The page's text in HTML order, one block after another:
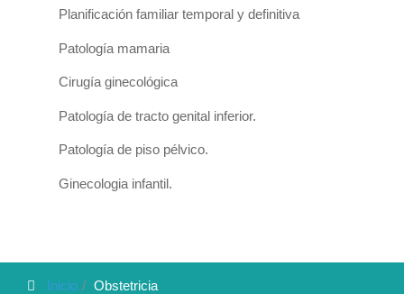
Planificación familiar temporal y definitiva
Patología mamaria
Cirugía ginecológica
Patología de tracto genital inferior.
Patología de piso pélvico.
Ginecologia infantil.
Inicio Obstetricia